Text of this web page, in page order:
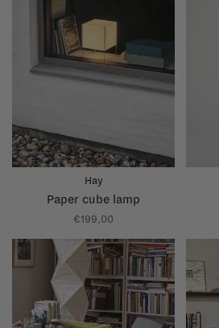
Hay
Paper cube lamp
€199,00